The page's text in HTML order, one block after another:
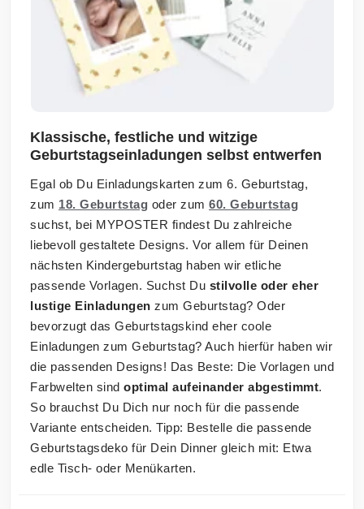
Klassische, festliche und witzige
Geburtstagseinladungen selbst entwerfen
Egal ob Du Einladungskarten zum 6. Geburtstag,
zum 18. Geburtstag oder zum 60. Geburtstag
suchst, bei MYPOSTER findest Du zahlreiche
liebevoll gestaltete Designs. Vor allem für Deinen
nächsten Kindergeburtstag haben wir etliche
passende Vorlagen. Suchst Du stilvolle oder eher
lustige Einladungen zum Geburtstag? Oder
bevorzugt das Geburtstagskind eher coole
Einladungen zum Geburtstag? Auch hierfür haben wir
die passenden Designs! Das Beste: Die Vorlagen und
Farbwelten sind optimal aufeinander abgestimmt.
So brauchst Du Dich nur noch für die passende
Variante entscheiden. Tipp: Bestelle die passende
Geburtstagsdeko für Dein Dinner gleich mit: Etwa
edle Tisch- oder Menükarten.